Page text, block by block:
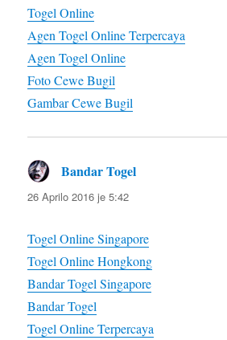
Togel Online
Agen Togel Online Terpercaya
Agen Togel Online
Foto Cewe Bugil
Gambar Cewe Bugil
Bandar Togel
26 Aprilo 2016 je 5:42
Togel Online Singapore
Togel Online Hongkong
Bandar Togel Singapore
Bandar Togel
Togel Online Terpercaya